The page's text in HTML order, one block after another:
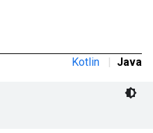
Kotlin | Java